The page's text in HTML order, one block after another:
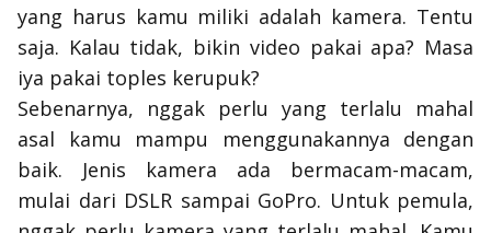
yang harus kamu miliki adalah kamera. Tentu
saja. Kalau tidak, bikin video pakai apa? Masa
iya pakai toples kerupuk?
Sebenarnya, nggak perlu yang terlalu mahal
asal kamu mampu menggunakannya dengan
baik. Jenis kamera ada bermacam-macam,
mulai dari DSLR sampai GoPro. Untuk pemula,